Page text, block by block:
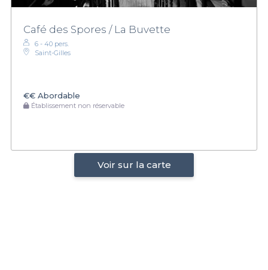
Café des Spores / La Buvette
6 - 40 pers.
Saint-Gilles
€€ Abordable
Établissement non réservable
Voir sur la carte